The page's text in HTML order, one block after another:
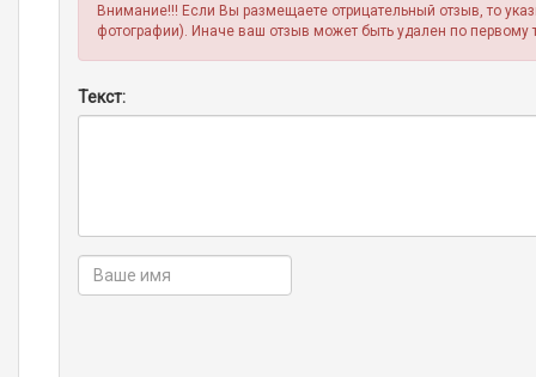
Внимание!!! Если Вы размещаете отрицательный отзыв, то
фотографии). Иначе ваш отзыв может быть удален по первому
Текст: